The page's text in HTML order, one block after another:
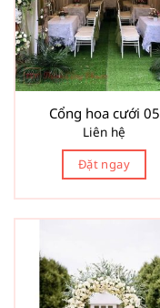
Cổng hoa cưới 05
Liên hệ
Đặt ngay